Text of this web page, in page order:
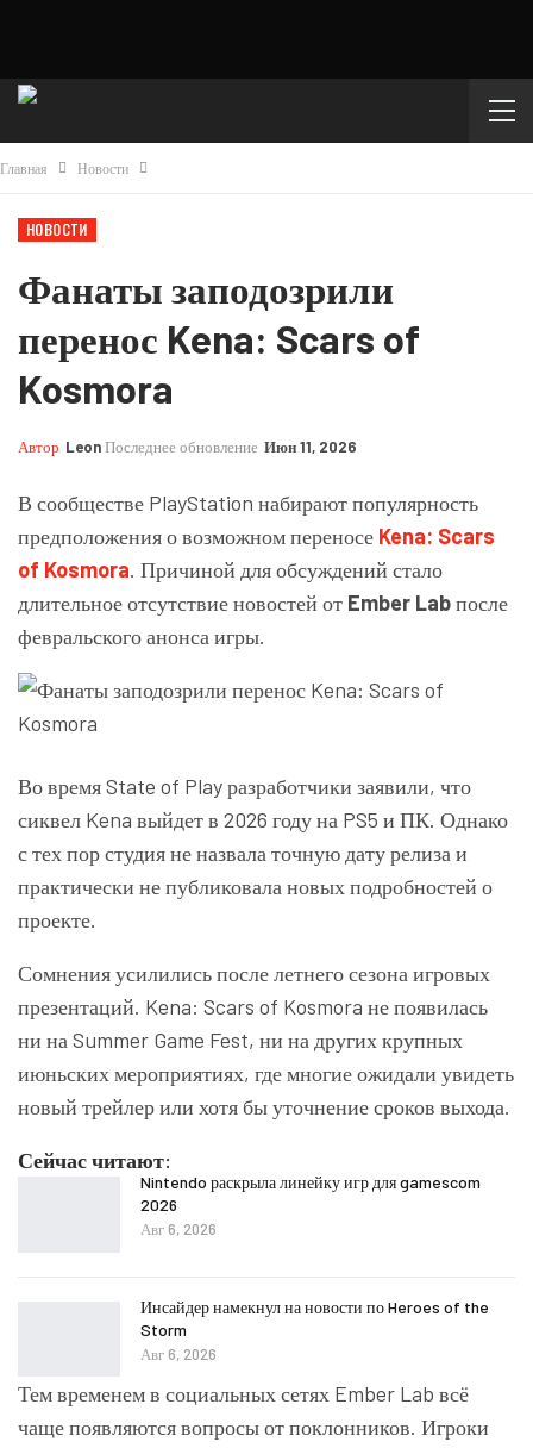
Главная Новости
НОВОСТИ
Фанаты заподозрили
перенос Kena: Scars of
Kosmora
Автор LeonПоследнее обновление Июн 11, 2026
В сообществе PlayStation набирают популярность
предположения о возможном переносе Kena: Scars
of Kosmora. Причиной для обсуждений стало
длительное отсутствие новостей от Ember Labпосле
февральского анонса игры.
Во время State of Play разработчики заявили, что
сиквел Kena выйдет в 2026 году на PS5 и ПК. Однако
с тех пор студия не назвала точную дату релиза и
практически не публиковала новых подробностей о
проекте.
Сомнения усилились после летнего сезона игровых
презентаций. Kena: Scars of Kosmora не появилась
ни на Summer Game Fest, ни на других крупных
июньских мероприятиях, где многие ожидали увидеть
новый трейлер или хотя бы уточнение сроков выхода.
Сейчас читают:
Nintendo раскрыла линейку игр для gamescom
2026
Авг 6, 2026
Инсайдер намекнул на новости по Heroes of the
Storm
Авг 6, 2026
Тем временем в социальных сетях Ember Lab всё
чаще появляются вопросы от поклонников. Игроки